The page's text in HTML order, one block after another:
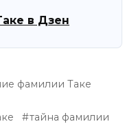
в Дзен
фамилии Таке
тайна фамилии